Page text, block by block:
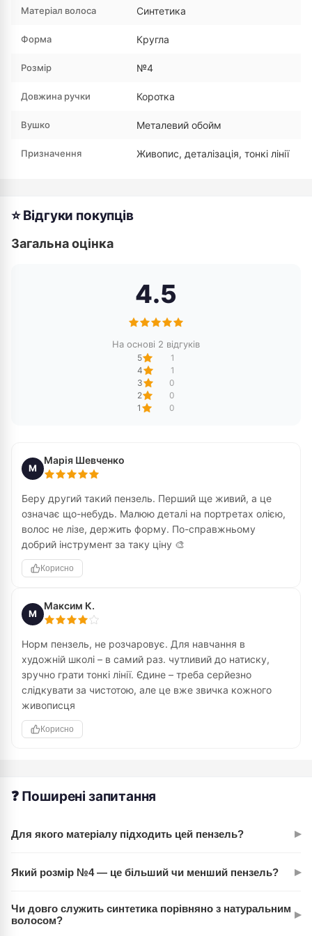
Матеріал волоса Синтетика
Форма Кругла
Розмір №4
Довжина ручки Коротка
Вушко Металевий обойм
Призначення Живопис, деталізація, тонкі лінії
⭐ Відгуки покупців
Загальна оцінка
4.5
На основі 2 відгуків
5
1
4
1
3
0
2
0
1
0
М
Марія Шевченко
Беру другий такий пензель. Перший ще живий, а це
означає що-небудь. Малюю деталі на портретах олією,
волос не лізе, держить форму. По-справжньому
добрий інструмент за таку ціну 🎨
Корисно
М
Максим К.
Норм пензель, не розчаровує. Для навчання в
художній школі – в самий раз. чутливий до натиску,
зручно грати тонкі лінії. Єдине – треба серйезно
слідкувати за чистотою, але це вже звичка кожного
живописця
Корисно
❓ Поширені запитання
Для якого матеріалу підходить цей пензель? ▸
темпері й водорозчинними фарбами. Синтетичний волос
консистенцією.
Який розмір №4 — це більший чи менший пензель? ▸
універсальний розмір: достатньо тонкий для ліній, але не
Чи довго служить синтетика порівняно з натуральним
волосом?
▸